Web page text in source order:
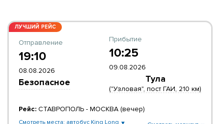
ЛУЧШИЙ РЕЙС
Отправление
19:10
08.08.2026
Безопасное
Прибытие
10:25
09.08.2026
Тула
("Узловая", пост ГАИ, 210 км)
Рейс: СТАВРОПОЛЬ - МОСКВА (вечер)
Смотреть места: автобус King Long